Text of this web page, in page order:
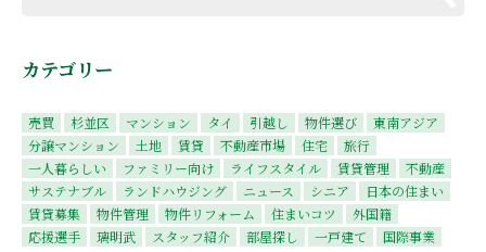
カテゴリー
売買 杉並区 マンション タイ 引越し 物件選び
東南アジア
分譲マンション
土地 賃貸 不動産市場 住宅
旅行
一人暮らしい
ファミリー向け ライフスタイル 賃貸管理
不動産
サステナブル
ランドハウジング ニュース シニア
日本の住まい
賃貸募集
物件管理 物件リフォーム 住まいコツ
外国籍
応援選手
璃明武 スタッフ紹介 部屋探し 一戸建て 国際事業